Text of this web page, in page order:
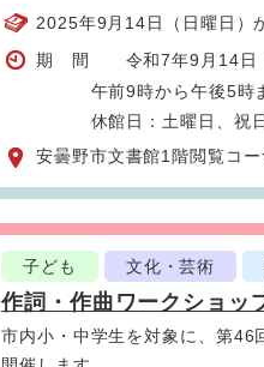
2025年9月14日（日曜日）
期 間 令和7年9月14日（
午前9時から午後5時
休館日：土曜日、祝
安曇野市文書館1階閲覧コー
子ども 文化・芸術
作詞・作曲ワークショッ
市内小・中学生を対象に、第46